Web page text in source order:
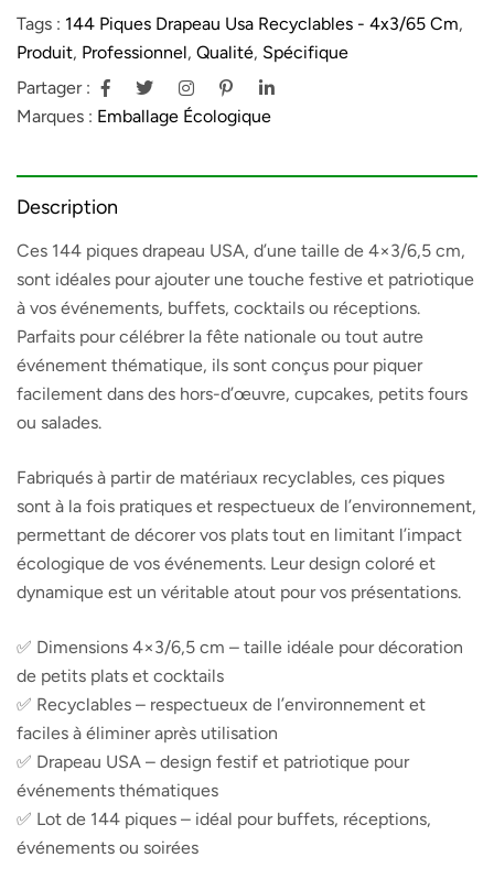
Tags : 144 Piques Drapeau Usa Recyclables - 4x3/65 Cm,
Produit, Professionnel, Qualité, Spécifique
Partager :
Marques : Emballage Écologique
Description
Ces 144 piques drapeau USA, d’une taille de 4×3/6,5 cm,
sont idéales pour ajouter une touche festive et patriotique
à vos événements, buffets, cocktails ou réceptions.
Parfaits pour célébrer la fête nationale ou tout autre
événement thématique, ils sont conçus pour piquer
facilement dans des hors-d’œuvre, cupcakes, petits fours
ou salades.
Fabriqués à partir de matériaux recyclables, ces piques
sont à la fois pratiques et respectueux de l’environnement,
permettant de décorer vos plats tout en limitant l’impact
écologique de vos événements. Leur design coloré et
dynamique est un véritable atout pour vos présentations.
✅ Dimensions 4×3/6,5 cm – taille idéale pour décoration
de petits plats et cocktails
✅ Recyclables – respectueux de l’environnement et
faciles à éliminer après utilisation
✅ Drapeau USA – design festif et patriotique pour
événements thématiques
✅ Lot de 144 piques – idéal pour buffets, réceptions,
événements ou soirées